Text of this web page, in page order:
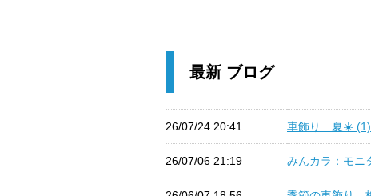
最新 ブログ
26/07/24 20:41 車飾り 夏☀️ (1)
26/07/06 21:19 みんカラ：モニ